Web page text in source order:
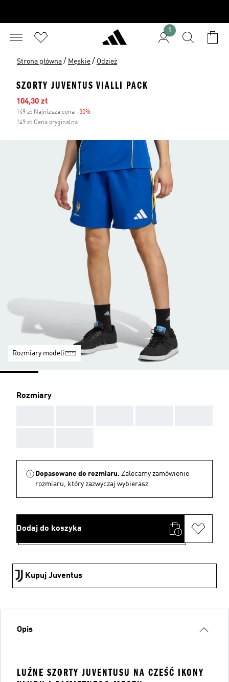
1
Strona główna / Męskie / Odzież
SZORTY JUVENTUS VIALLI PACK
Ceny na wyprzedaży
104,30 zł
149 zł Najniższa cena -30%
149 zł Cena oryginalna
Rozmiary modeli
Rozmiary
Dopasowane do rozmiaru. Zalecamy zamówienie
rozmiaru, który zazwyczaj wybierasz.
Dodaj do koszyka
Kupuj Juventus
Opis
LUŹNE SZORTY JUVENTUSU NA CZEŚĆ IKONY